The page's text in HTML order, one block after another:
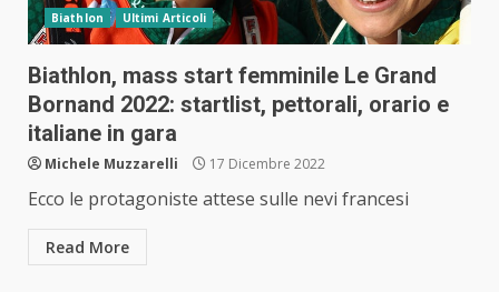
Biathlon Ultimi Articoli
Biathlon, mass start femminile Le Grand
Bornand 2022: startlist, pettorali, orario e
italiane in gara
Michele Muzzarelli 17 Dicembre 2022
Ecco le protagoniste attese sulle nevi francesi
Read More